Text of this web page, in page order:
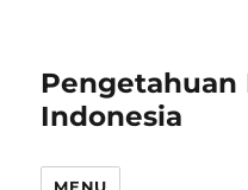
Indonesia